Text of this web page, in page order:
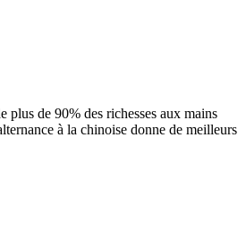
plus de 90% des richesses aux mains
à la chinoise donne de meilleurs